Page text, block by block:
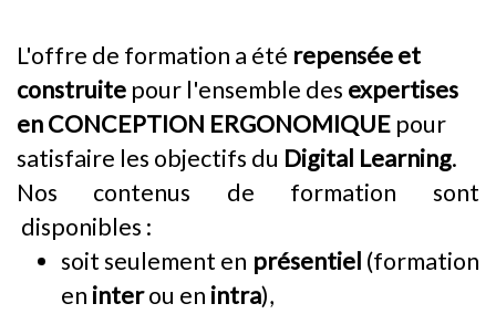
L'offre de formation a été repensée et
construite pour l'ensemble des expertises
en CONCEPTION ERGONOMIQUE pour
satisfaire les objectifs du Digital Learning.
Nos contenus de formation sont
disponibles :
soit seulement en présentiel (formation
en interou en intra),